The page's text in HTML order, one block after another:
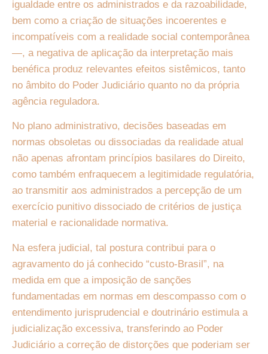
igualdade entre os administrados e da razoabilidade,
bem como a criação de situações incoerentes e
incompatíveis com a realidade social contemporânea
—, a negativa de aplicação da interpretação mais
benéfica produz relevantes efeitos sistêmicos, tanto
no âmbito do Poder Judiciário quanto no da própria
agência reguladora.
No plano administrativo, decisões baseadas em
normas obsoletas ou dissociadas da realidade atual
não apenas afrontam princípios basilares do Direito,
como também enfraquecem a legitimidade regulatória,
ao transmitir aos administrados a percepção de um
exercício punitivo dissociado de critérios de justiça
material e racionalidade normativa.
Na esfera judicial, tal postura contribui para o
agravamento do já conhecido “custo-Brasil”, na
medida em que a imposição de sanções
fundamentadas em normas em descompasso com o
entendimento jurisprudencial e doutrinário estimula a
judicialização excessiva, transferindo ao Poder
Judiciário a correção de distorções que poderiam ser